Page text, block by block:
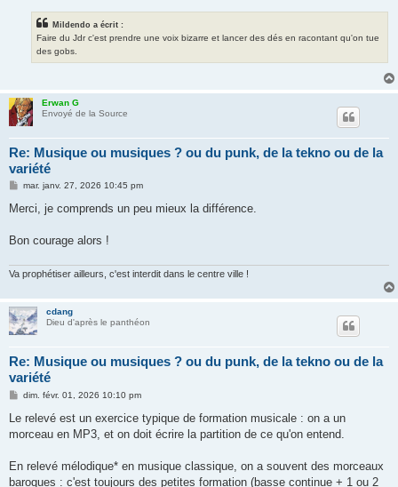
Mildendo a écrit :
Faire du Jdr c'est prendre une voix bizarre et lancer des dés en racontant qu'on tue
des gobs.
Erwan G
Envoyé de la Source
Re: Musique ou musiques ? ou du punk, de la tekno ou de la
variété
M
s
g
mar. janv. 27, 2026 10:45 pm
Merci, je comprends un peu mieux la différence.
Bon courage alors !
Va prophétiser ailleurs, c'est interdit dans le centre ville !
cdang
Dieu d'après le panthéon
Re: Musique ou musiques ? ou du punk, de la tekno ou de la
variété
M
s
a
dim. févr. 01, 2026 10:10 pm
Le relevé est un exercice typique de formation musicale : on a un
morceau en MP3, et on doit écrire la partition de ce qu'on entend.
En relevé mélodique* en musique classique, on a souvent des morceaux
baroques : c'est toujours des petites formation (basse continue + 1 ou 2